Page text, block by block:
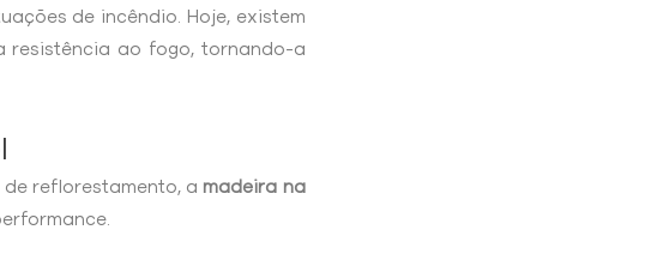
de incêndio. Hoje, existem
resistência ao fogo, tornando-a
reflorestamento, a madeira na